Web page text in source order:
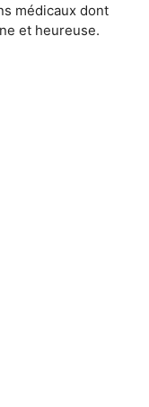
médicaux dont
et heureuse.